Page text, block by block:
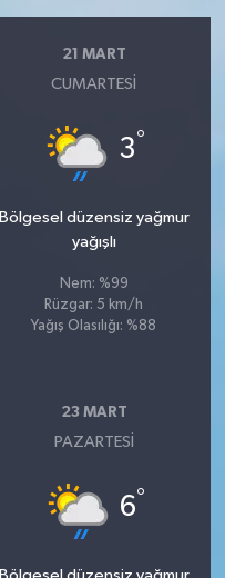
21 MART
CUMARTESI
3°
Bölgesel düzensiz yağmur
yağışlı
Nem: %99
Rüzgar: 5 km/h
Yağış Olasılığı: %88
23 MART
PAZARTESI
6°